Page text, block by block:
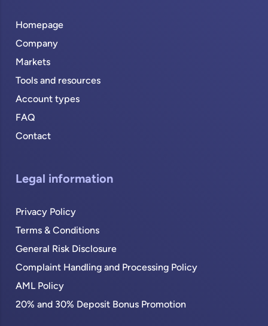
Homepage
Company
Markets
Tools and resources
Account types
FAQ
Contact
Legal information
Privacy Policy
Terms & Conditions
General Risk Disclosure
Complaint Handling and Processing Policy
AML Policy
20% and 30% Deposit Bonus Promotion